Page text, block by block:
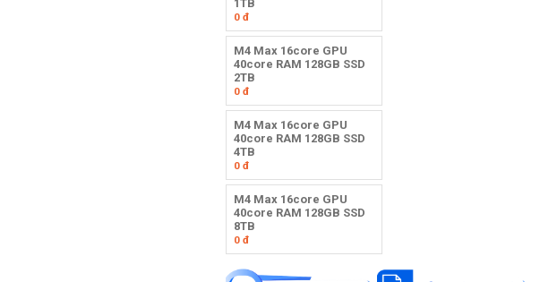
1TB
0đ
M4 Max 16core GPU
40core RAM 128GB SSD
2TB
0đ
M4 Max 16core GPU
40core RAM 128GB SSD
4TB
0đ
M4 Max 16core GPU
40core RAM 128GB SSD
8TB
0đ